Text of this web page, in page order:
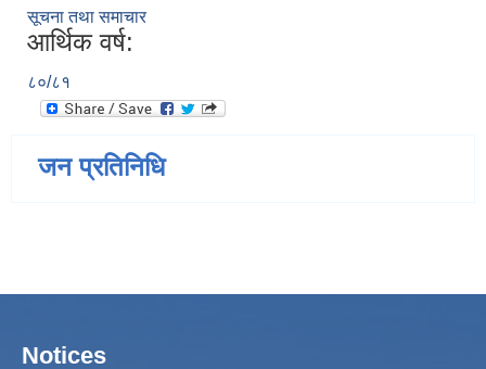
सूचना तथा समाचार
आर्थिक वर्ष:
८०/८१
जन प्रतिनिधि
Notices